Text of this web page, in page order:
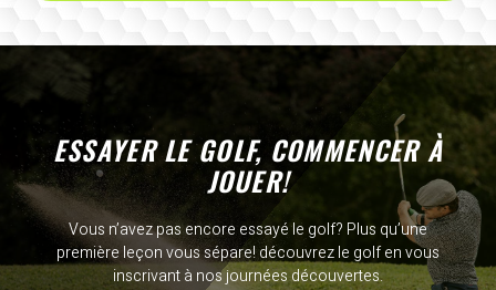
ESSAYER LE GOLF, COMMENCER À
JOUER!
Vous n’avez pas encore essayé le golf? Plus qu’une
première leçon vous sépare! découvrez le golf en vous
inscrivant à nos journées découvertes.